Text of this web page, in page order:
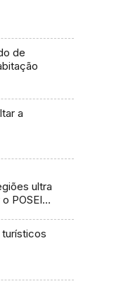
a
ultra
POSEI